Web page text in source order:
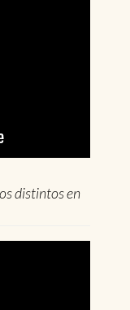
distintos en